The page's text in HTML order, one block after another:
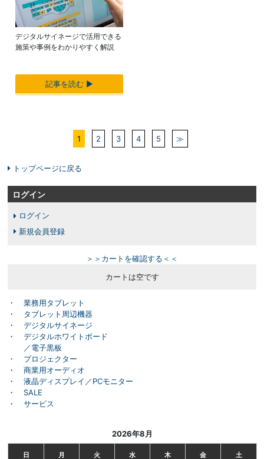
デジタルサイネージで活用できる
施策や事例をわかりやすく解説
記事を読む ▶︎
1 2 3 4 5 ≫
トップページに戻る
ログイン
ログイン
新規会員登録
＞＞カートを確認する＜＜
カートは空です
・
業務用タブレット
・
タブレット周辺機器
・
デジタルサイネージ
・
デジタルホワイトボード
／電子黒板
・
プロジェクター
・
商業用オーディオ
・
液晶ディスプレイ／PCモニター
・
SALE
・
サービス
2026年8月
日 月 火 水 木 金 土